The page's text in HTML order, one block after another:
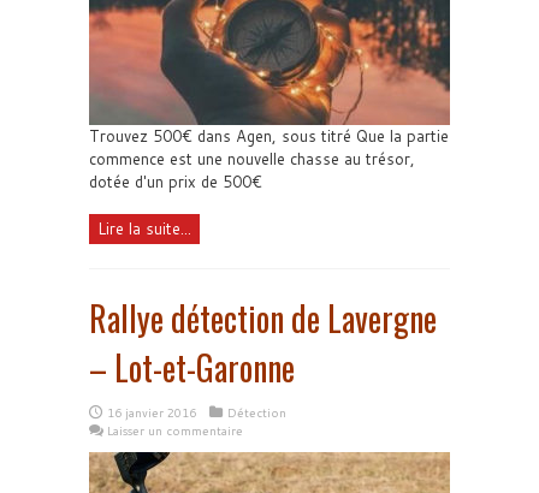
Trouvez 500€ dans Agen, sous titré Que la partie
commence est une nouvelle chasse au trésor,
dotée d'un prix de 500€
Lire la suite...
Rallye détection de Lavergne
– Lot-et-Garonne
16 janvier 2016
Détection
Laisser un commentaire